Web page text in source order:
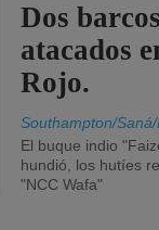
Dos
atacados
Rojo.
Southampton/
El buque indio
hundió, los hutíes
"NCC Wafa"